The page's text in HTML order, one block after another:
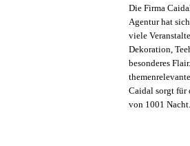
Die Firma
Agentur hat
viele
Dekoration,
besonderes
Caidal sorgt für
von 1001 Nacht.